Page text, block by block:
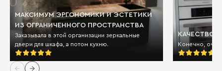
МАКСИМУМ ЭРГОНОМИКИ И ЭСТЕТИКИ
ИЗ ОГРАНИЧЕННОГО ПРОСТРАНСТВА
Заказывала в этой организации зеркальные
двери для шкафа, а потом кухню.
КАЧЕСТВО
Конечно,